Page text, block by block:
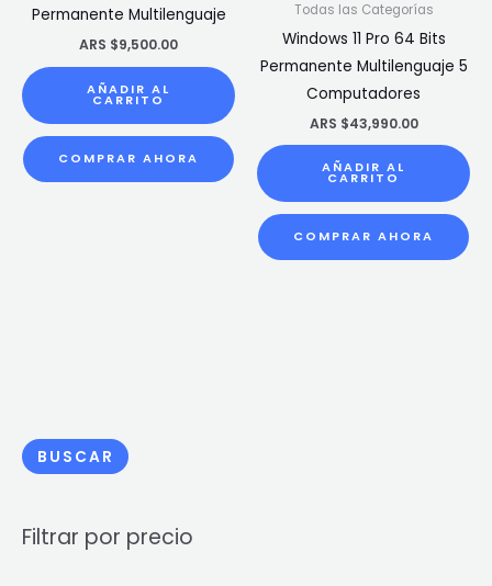
BUSCAR
Filtrar por precio
Permanente Multilenguaje
ARS $9,500.00
AÑADIR AL
CARRITO
COMPRAR AHORA
Todas las Categorías
Windows 11 Pro 64 Bits
Permanente Multilenguaje 5
Computadores
ARS $43,990.00
AÑADIR AL
CARRITO
COMPRAR AHORA